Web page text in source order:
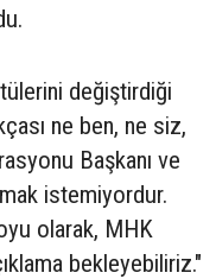
değiştirdiği
ne ben, ne siz,
Başkanı ve
istemiyordur.
olarak, MHK
bekleyebiliriz."